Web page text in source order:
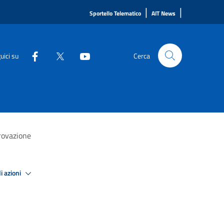
Sportello Telematico | AIT News |
su Cerca
azioni